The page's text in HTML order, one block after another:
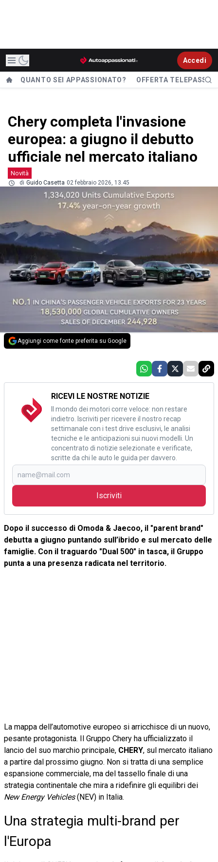
Accedi
QUANTO SEI APPASSIONATO? OFFERTA TELEPASS
Chery completa l'invasione
europea: a giugno il debutto
ufficiale nel mercato italiano
Novità
di Guido Casetta 02 febbraio 2026, 13.45
Aggiungi come fonte preferita su Google
RICEVI LE NOSTRE NOTIZIE
Il mondo dei motori corre veloce: non restare
indietro. Iscriviti per ricevere il nostro recap
settimanale con i test drive esclusivi, le analisi
tecniche e le anticipazioni sui nuovi modelli. Un
concentrato di notizie selezionate e verificate,
scritte da chi le auto le guida per davvero.
Iscriviti
Dopo il successo di Omoda & Jaecoo, il "parent brand"
debutta a giugno puntando sull’ibrido e sul mercato delle
famiglie. Con il traguardo "Dual 500" in tasca, il Gruppo
punta a una presenza radicata nel territorio.
La mappa dell’automotive europeo si arricchisce di un nuovo,
pesante protagonista. Il Gruppo Chery ha ufficializzato il
lancio del suo marchio principale, CHERY, sul mercato italiano
a partire dal prossimo giugno. Non si tratta di una semplice
espansione commerciale, ma del tassello finale di una
strategia continentale che mira a ridefinire gli equilibri dei
New Energy Vehicles(NEV) in Italia.
Una strategia multi-brand per
l'Europa